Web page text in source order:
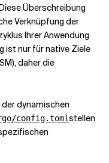
Überschreibung
Verknüpfung der
Ihrer Anwendung
ist nur für native Ziele
daher die
dynamischen
config.tomlstellen